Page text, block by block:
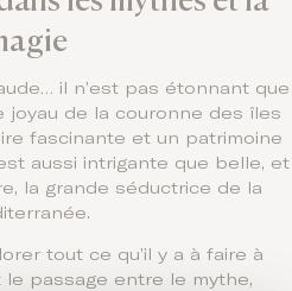
il n’est pas étonnant que
joyau de la couronne des îles
fascinante et un patrimoine
aussi intrigante que belle, et
la grande séductrice de la
tout ce qu’il y a à faire à
passage entre le mythe,